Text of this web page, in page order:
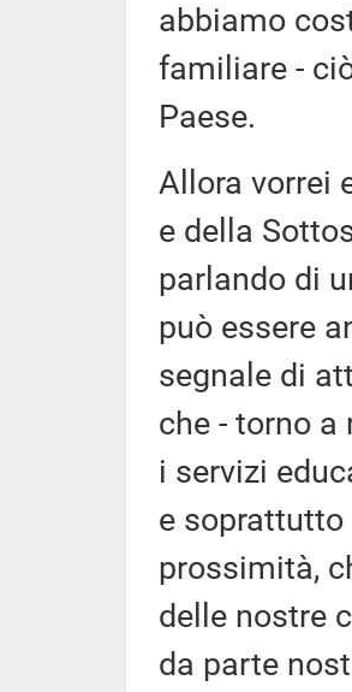
abbiamo
familiare -
Paese.
Allora vorrei
e della
parlando di
può essere
segnale di
che - torno a
i servizi
e
prossimità,
delle nostre
da parte